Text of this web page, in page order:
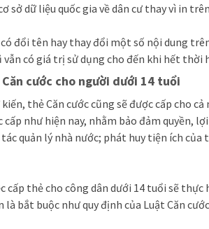
sở dữ liệu quốc gia về dân cư thay vì in
có đổi tên hay thay đổi một số nội dung
vẫn có giá trị sử dụng cho đến khi hết thời
cước cho người dưới 14 tuổi
thẻ Căn cước cũng sẽ được cấp cho
như hiện nay, nhằm bảo đảm quyền,
quản lý nhà nước; phát huy tiện ích
cấp thẻ cho công dân dưới 14 tuổi sẽ
bắt buộc như quy định của Luật Căn